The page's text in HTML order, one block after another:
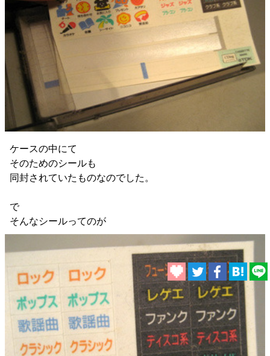
ケースの中にて
そのためのシールも
同封されていたものなのでした。
で
そんなシールってのが